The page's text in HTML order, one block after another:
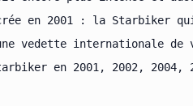
en 2001 : la Starbiker
vedette internationale de
en 2001, 2002,